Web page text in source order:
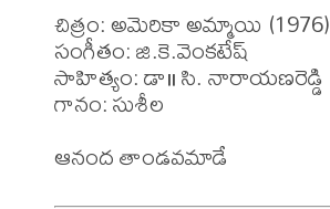
చిత్రం: అమెరికా అమ్మాయి (1976)
సంగీతం: జి.కె.వెంకటేష్
సాహిత్యం: డా॥ సి. నారాయణరెడ్డి
గానం: సుశీల